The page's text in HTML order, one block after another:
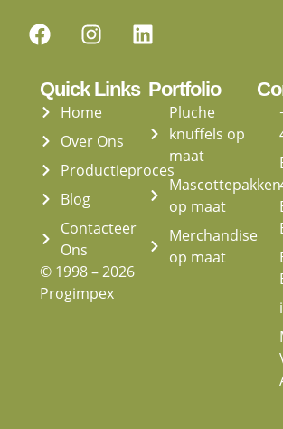
Quick Links
Home
Over Ons
Productieproces
Blog
Contacteer
Ons
© 1998 – 2026
Progimpex
Portfolio
Pluche
knuffels op
maat
Mascottepakken
op maat
Merchandise
op maat